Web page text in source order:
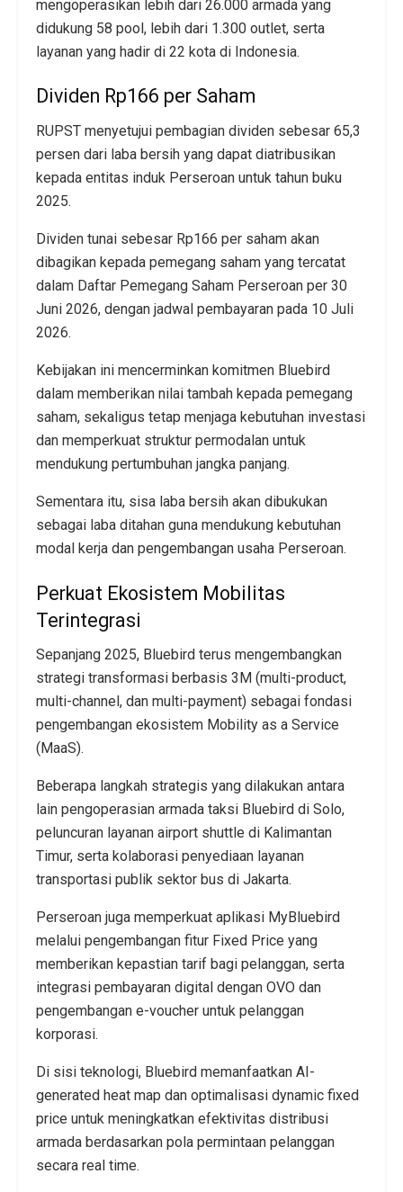
mengoperasikan lebih dari 26.000 armada yang
didukung 58 pool, lebih dari 1.300 outlet, serta
layanan yang hadir di 22 kota di Indonesia.
Dividen Rp166 per Saham
RUPST menyetujui pembagian dividen sebesar 65,3
persen dari laba bersih yang dapat diatribusikan
kepada entitas induk Perseroan untuk tahun buku
2025.
Dividen tunai sebesar Rp166 per saham akan
dibagikan kepada pemegang saham yang tercatat
dalam Daftar Pemegang Saham Perseroan per 30
Juni 2026, dengan jadwal pembayaran pada 10 Juli
2026.
Kebijakan ini mencerminkan komitmen Bluebird
dalam memberikan nilai tambah kepada pemegang
saham, sekaligus tetap menjaga kebutuhan investasi
dan memperkuat struktur permodalan untuk
mendukung pertumbuhan jangka panjang.
Sementara itu, sisa laba bersih akan dibukukan
sebagai laba ditahan guna mendukung kebutuhan
modal kerja dan pengembangan usaha Perseroan.
Perkuat Ekosistem Mobilitas
Terintegrasi
Sepanjang 2025, Bluebird terus mengembangkan
strategi transformasi berbasis 3M (multi-product,
multi-channel, dan multi-payment) sebagai fondasi
pengembangan ekosistem Mobility as a Service
(MaaS).
Beberapa langkah strategis yang dilakukan antara
lain pengoperasian armada taksi Bluebird di Solo,
peluncuran layanan airport shuttle di Kalimantan
Timur, serta kolaborasi penyediaan layanan
transportasi publik sektor bus di Jakarta.
Perseroan juga memperkuat aplikasi MyBluebird
melalui pengembangan fitur Fixed Price yang
memberikan kepastian tarif bagi pelanggan, serta
integrasi pembayaran digital dengan OVO dan
pengembangan e-voucher untuk pelanggan
korporasi.
Di sisi teknologi, Bluebird memanfaatkan AI-
generated heat map dan optimalisasi dynamic fixed
price untuk meningkatkan efektivitas distribusi
armada berdasarkan pola permintaan pelanggan
secara real time.